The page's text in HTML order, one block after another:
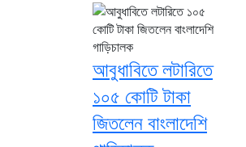
আবুধাবিতে লটারিতে
১০৫ কোটি টাকা
জিতলেন বাংলাদেশি